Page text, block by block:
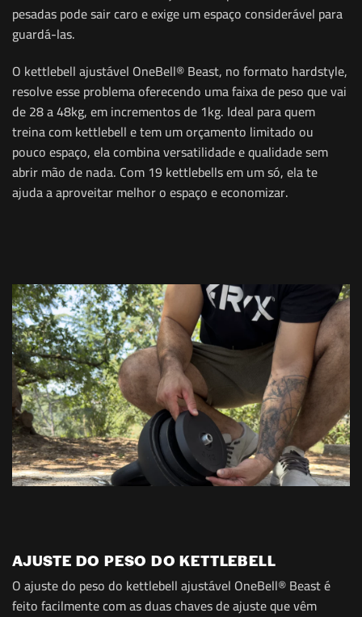
pesadas pode sair caro e exige um espaço considerável para
guardá-las.
O kettlebell ajustável OneBell® Beast, no formato hardstyle,
resolve esse problema oferecendo uma faixa de peso que vai
de 28 a 48kg, em incrementos de 1kg. Ideal para quem
treina com kettlebell e tem um orçamento limitado ou
pouco espaço, ela combina versatilidade e qualidade sem
abrir mão de nada. Com 19 kettlebells em um só, ela te
ajuda a aproveitar melhor o espaço e economizar.
AJUSTE DO PESO DO KETTLEBELL
O ajuste do peso do kettlebell ajustável OneBell® Beast é
feito facilmente com as duas chaves de ajuste que vêm